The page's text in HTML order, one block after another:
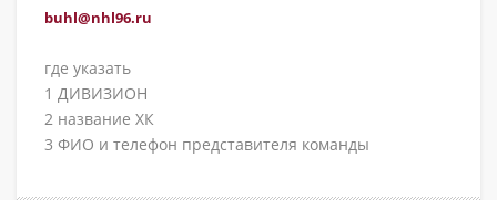
buhl@nhl96.ru
где указать
1 ДИВИЗИОН
2 название ХК
3 ФИО и телефон представителя команды